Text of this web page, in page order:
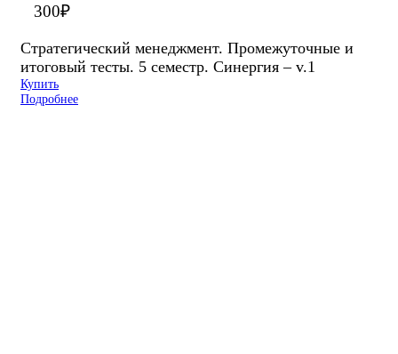
300₽
Стратегический менеджмент. Промежуточные и
итоговый тесты. 5 семестр. Синергия – v.1
Купить
Подробнее